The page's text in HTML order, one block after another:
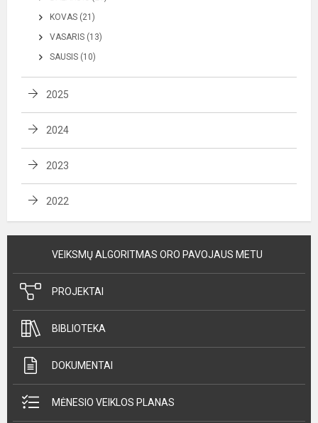
KOVAS (21)
VASARIS (13)
SAUSIS (10)
2025
2024
2023
2022
VEIKSMŲ ALGORITMAS ORO PAVOJAUS METU
PROJEKTAI
BIBLIOTEKA
DOKUMENTAI
MĖNESIO VEIKLOS PLANAS